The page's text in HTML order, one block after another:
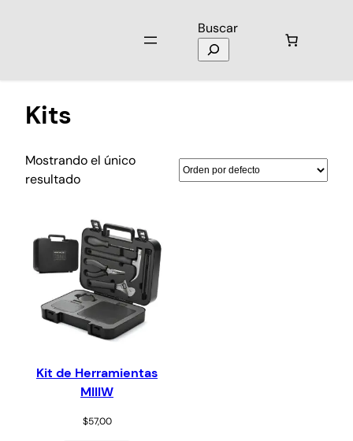
Buscar
Kits
Mostrando el único
resultado
Kit de Herramientas
MIIIW
$57,00